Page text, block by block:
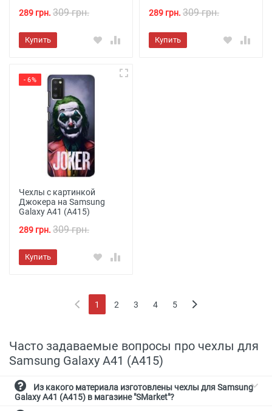
289 грн. 309 грн.
Купить
289 грн. 309 грн.
Купить
- 6%
Чехлы с картинкой
Джокера на Samsung
Galaxy A41 (A415)
289 грн. 309 грн.
Купить
1
(current)
2 3 4 5
Часто задаваемые вопросы про чехлы для
Samsung Galaxy A41 (A415)
Galaxy A41 (A415) в магазине "SMarket"?